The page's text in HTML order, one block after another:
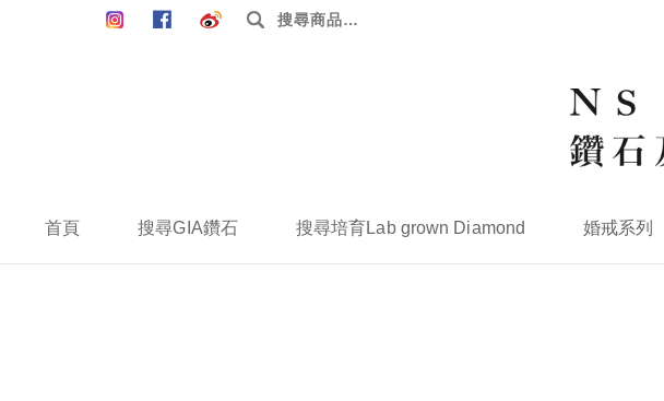
搜
尋：
首頁 搜尋GIA鑽石 搜尋培育Lab grown Diamond 婚戒系列